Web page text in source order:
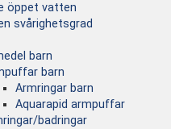
öppet vatten
svårighetsgrad
barn
barn
Armringar barn
Aquarapid armpuffar
badringar